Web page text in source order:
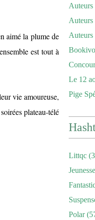
aimé la plume de
est tout à
vie amoureuse,
plateau-télé
Auteurs
Le 12
Pige
Littqc
Jeunesse
Polar